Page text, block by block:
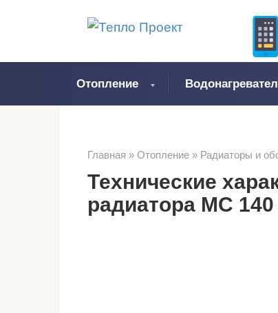
Отопление
Главная » Отопление » Радиаторы и
Технические
радиатора МС 140